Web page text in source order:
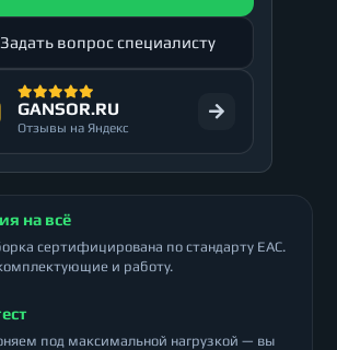
Задать вопрос специалисту
GANSOR.RU
Отзывы на Яндекс
на всё
сертифицирована по стандарту ЕАС.
и работу.
под максимальной нагрузкой — вы